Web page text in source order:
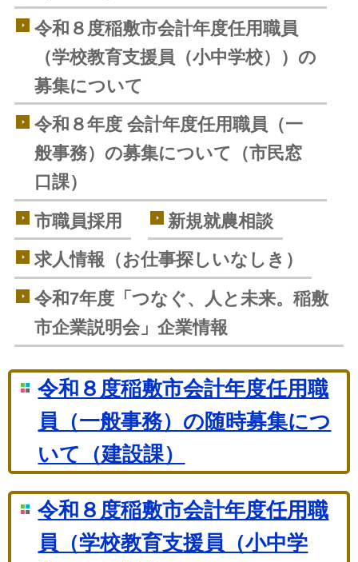
令和８度稲敷市会計年度任用職員
（学校教育支援員（小中学校））の
募集について
令和８年度 会計年度任用職員（一
般事務）の募集について（市民窓
口課）
市職員採用
新規就農相談
求人情報（お仕事探しいなしき）
令和7年度「つなぐ、人と未来。稲敷
市企業説明会」企業情報
令和８度稲敷市会計年度任用職
員（一般事務）の随時募集につ
いて（建設課）
令和８度稲敷市会計年度任用職
員（学校教育支援員（小中学